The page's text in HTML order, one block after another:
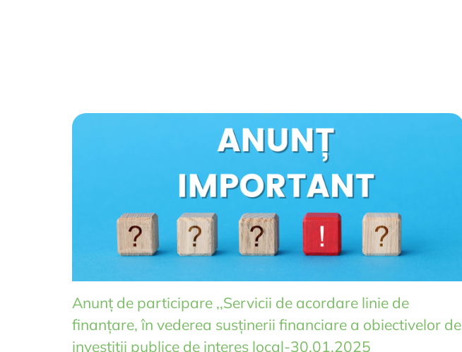
Anunț de participare ,,Servicii de acordare linie de
finanțare, în vederea susținerii financiare a obiectivelor de
investiții publice de interes local-30.01.2025